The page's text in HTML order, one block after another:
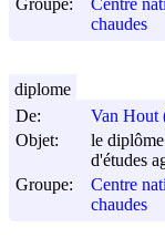
Groupe:
Centre
chaudes
De:
Van Hout
Objet:
le
d'études
Groupe:
Centre
chaudes
diplome